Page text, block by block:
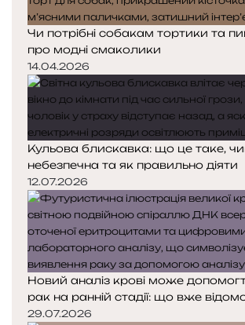
Чи потрібні собакам тортики та
про модні смаколики
14.04.2026
Кульова блискавка: що це таке,
небезпечна та як правильно діяти
12.07.2026
Новий аналіз крові може
рак на ранній стадії: що вже
29.07.2026